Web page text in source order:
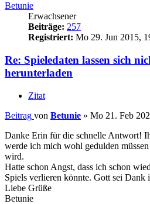
Betunie
Erwachsener
Beiträge: 257
Registriert: Mo 29. Jun 2015,
Re: Spieledaten lassen sich
herunterladen
Zitat
Beitrag von Betunie » Mo 21. Feb
Danke Erin für die schnelle Antwort!
werde ich mich wohl gedulden
wird.
Hatte schon Angst, dass ich schon
Spiels verlieren könnte. Gott sei Dank
Liebe Grüße
Betunie